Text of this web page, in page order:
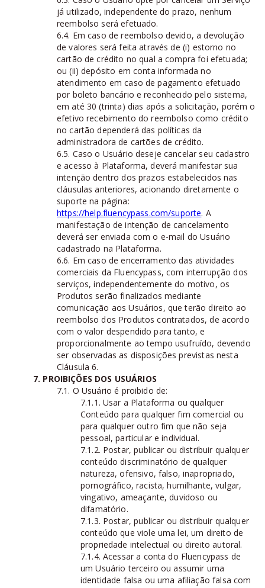
já utilizado, independente do prazo, nenhum
reembolso será efetuado.
6.4. Em caso de reembolso devido, a devolução
de valores será feita através de (i) estorno no
cartão de crédito no qual a compra foi efetuada;
ou (ii) depósito em conta informada no
atendimento em caso de pagamento efetuado
por boleto bancário e reconhecido pelo sistema,
em até 30 (trinta) dias após a solicitação, porém o
efetivo recebimento do reembolso como crédito
no cartão dependerá das políticas da
administradora de cartões de crédito.
6.5. Caso o Usuário deseje cancelar seu cadastro
e acesso à Plataforma, deverá manifestar sua
intenção dentro dos prazos estabelecidos nas
cláusulas anteriores, acionando diretamente o
suporte na página:
https://help.fluencypass.com/suporte. A
manifestação de intenção de cancelamento
deverá ser enviada com o e-mail do Usuário
cadastrado na Plataforma.
6.6. Em caso de encerramento das atividades
comerciais da Fluencypass, com interrupção dos
serviços, independentemente do motivo, os
Produtos serão finalizados mediante
comunicação aos Usuários, que terão direito ao
reembolso dos Produtos contratados, de acordo
com o valor despendido para tanto, e
proporcionalmente ao tempo usufruído, devendo
ser observadas as disposições previstas nesta
Cláusula 6.
7. PROIBIÇÕES DOS USUÁRIOS
7.1. O Usuário é proibido de:
7.1.1. Usar a Plataforma ou qualquer
Conteúdo para qualquer fim comercial ou
para qualquer outro fim que não seja
pessoal, particular e individual.
7.1.2. Postar, publicar ou distribuir qualquer
conteúdo discriminatório de qualquer
natureza, ofensivo, falso, inapropriado,
pornográfico, racista, humilhante, vulgar,
vingativo, ameaçante, duvidoso ou
difamatório.
7.1.3. Postar, publicar ou distribuir qualquer
conteúdo que viole uma lei, um direito de
propriedade intelectual ou direito autoral.
7.1.4. Acessar a conta do Fluencypass de
um Usuário terceiro ou assumir uma
identidade falsa ou uma afiliação falsa com